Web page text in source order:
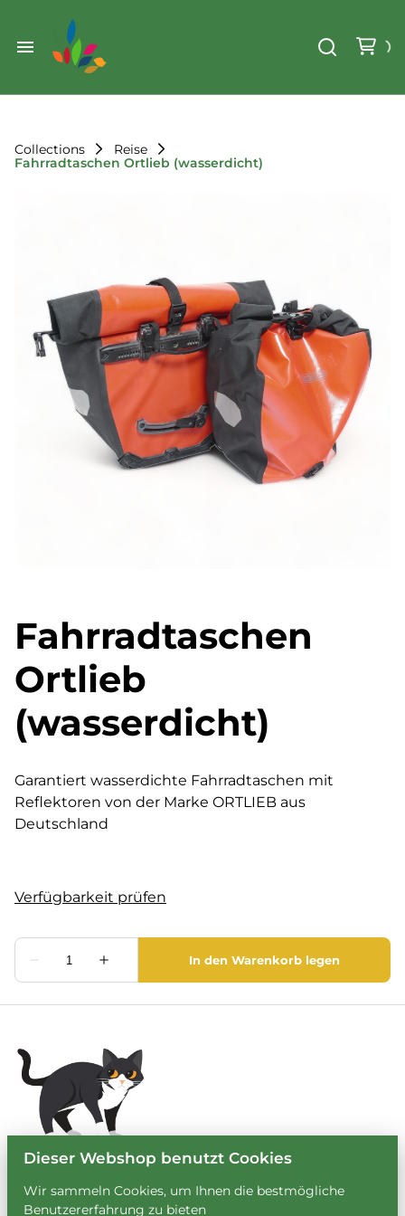
Start
Sortiment
Weihnachten
Werkzeug & Renovierung
Der Verein
Standorte
Kontakt
FAQ
Collections
Reise
Fahrradtaschen Ortlieb (wasserdicht)
Fahrradtaschen
Ortlieb
(wasserdicht)
Garantiert wasserdichte Fahrradtaschen mit
Reflektoren von der Marke ORTLIEB aus
Deutschland
Dieser Webshop benutzt Cookies
Wir sammeln Cookies, um Ihnen die bestmögliche
Benutzererfahrung zu bieten